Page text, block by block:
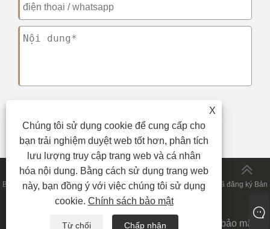
nộp
Bản quyền © 2023 Công ty TNHH In ấn Sunnywell Thâm Quyến. Đã đăng ký Bản
quyền.
Sitemap | | XML | Chính sách bảo mật
X
Chúng tôi sử dụng cookie để cung cấp cho
bạn trải nghiệm duyệt web tốt hơn, phân tích
lưu lượng truy cập trang web và cá nhân
hóa nội dung. Bằng cách sử dụng trang web
này, bạn đồng ý với việc chúng tôi sử dụng
cookie. Chính sách bảo mật
Từ chối Chấp nhận